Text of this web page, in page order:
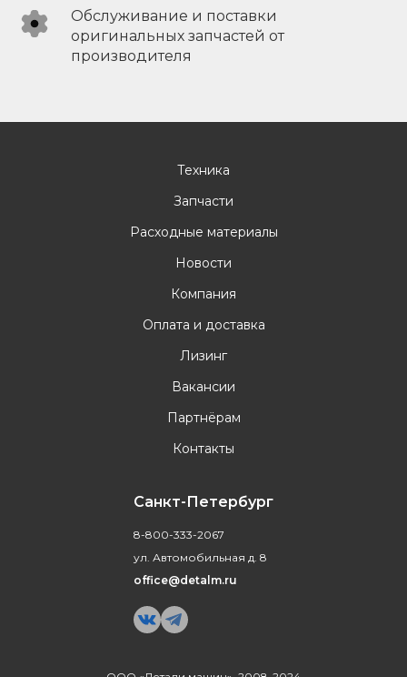
Обслуживание и поставки
оригинальных запчастей от
производителя
Техника
Запчасти
Расходные материалы
Новости
Компания
Оплата и доставка
Лизинг
Вакансии
Партнёрам
Контакты
Санкт-Петербург
8-800-333-2067
ул. Автомобильная д. 8
office@detalm.ru